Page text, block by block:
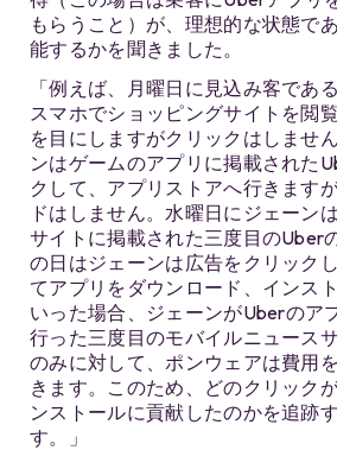
もらうこと）が、理想的な状態で
能するかを聞きました。
「例えば、月曜日に見込み客であ
スマホでショッピングサイトを閲
を目にしますがクリックはしませ
ンはゲームのアプリに掲載された
クして、アプリストアへ行きます
ドはしません。水曜日にジェーン
サイトに掲載された三度目のUber
の日はジェーンは広告をクリック
てアプリをダウンロード、インス
いった場合、ジェーンがUberのア
行った三度目のモバイルニュース
のみに対して、ポンウェアは費用
きます。このため、どのクリック
ンストールに貢献したのかを追跡
す。」